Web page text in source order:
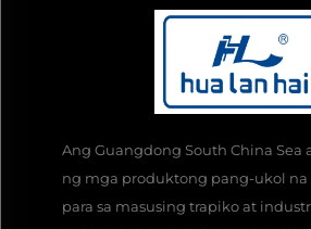
Ang Guangdong South China Sea
ng mga produktong pang-ukol na
para sa masusing trapiko at